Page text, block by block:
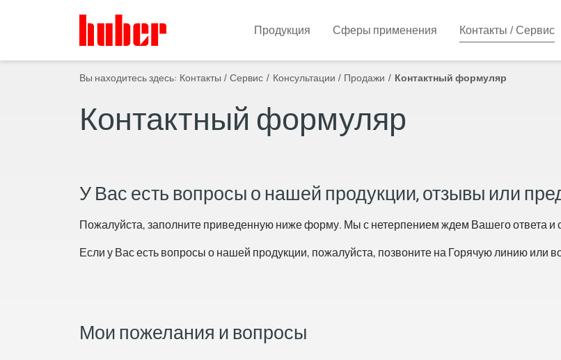
Продукция Сферы применения Контакты / Сервис
Вы находитесь здесь: Контакты / Сервис Консультации / Продажи Контактный формуляр
Контактный формуляр
У Вас есть вопросы о нашей продукции, отзывы или
Пожалуйста, заполните приведенную ниже форму. Мы с нетерпением ждем Вашего ответа и
Если у Вас есть вопросы о нашей продукции, пожалуйста, позвоните на Горячую линию или
Мои пожелания и вопросы